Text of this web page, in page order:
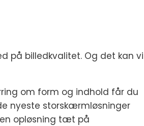
på billedkvalitet. Og det kan vi
om form og indhold får du
nyeste storskærmløsninger
opløsning tæt på